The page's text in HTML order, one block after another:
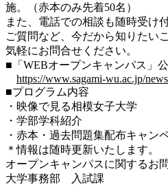
施。（赤本のみ先着50名）
また、電話での相談も随時受け
ご質問など、今だから知りたい
気軽にお問合せください。
■「WEBオープンキャンパス」
https://www.sagami-wu.ac.jp/
■プログラム内容
・映像で見る相模女子大学
・学部学科紹介
・赤本・過去問題集配布キャン
＊情報は随時更新いたします。
オープンキャンパスに関するお
大学事務部 入試課